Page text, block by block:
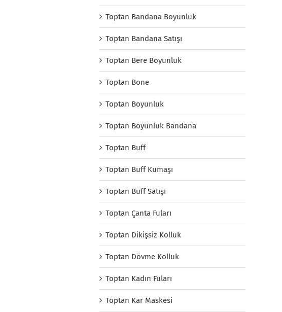
Toptan Bandana Boyunluk
Toptan Bandana Satışı
Toptan Bere Boyunluk
Toptan Bone
Toptan Boyunluk
Toptan Boyunluk Bandana
Toptan Buff
Toptan Buff Kumaşı
Toptan Buff Satışı
Toptan Çanta Fuları
Toptan Dikişsiz Kolluk
Toptan Dövme Kolluk
Toptan Kadın Fuları
Toptan Kar Maskesi